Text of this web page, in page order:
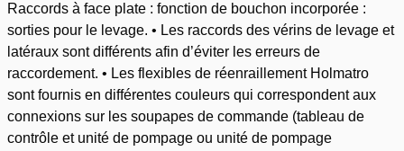
Raccords à face plate : fonction de bouchon incorporée :
sorties pour le levage. • Les raccords des vérins de levage et
latéraux sont différents afin d’éviter les erreurs de
raccordement. • Les flexibles de réenraillement Holmatro
sont fournis en différentes couleurs qui correspondent aux
connexions sur les soupapes de commande (tableau de
contrôle et unité de pompage ou unité de pompage